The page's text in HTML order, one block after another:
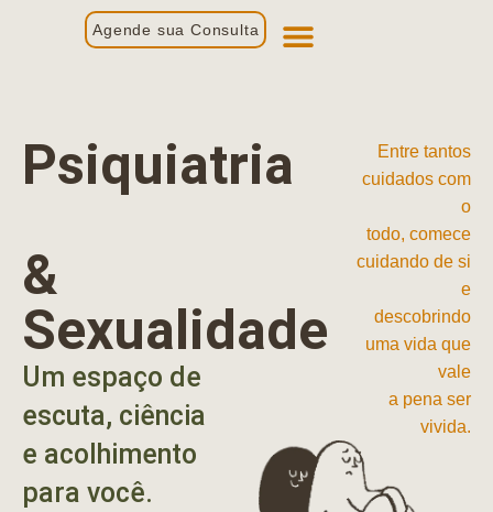
Agende sua Consulta
Psiquiatria
&
Sexualidade
Um espaço de
escuta, ciência
e acolhimento
para você.
Entre tantos
cuidados com
o
todo, comece
cuidando de si
e
descobrindo
uma vida que
vale
a pena ser
vivida.